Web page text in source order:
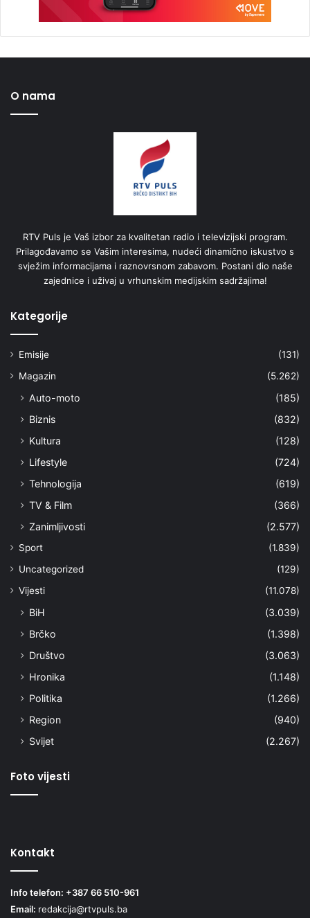
O nama
RTV Puls je Vaš izbor za kvalitetan radio i televizijski program.
Prilagođavamo se Vašim interesima, nudeći dinamično iskustvo s
svježim informacijama i raznovrsnom zabavom. Postani dio naše
zajednice i uživaj u vrhunskim medijskim sadržajima!
Kategorije
Emisije
(131)
Magazin
(5.262)
Auto-moto
(185)
Biznis
(832)
Kultura
(128)
Lifestyle
(724)
Tehnologija
(619)
TV & Film
(366)
Zanimljivosti
(2.577)
Sport
(1.839)
Uncategorized
(129)
Vijesti
(11.078)
BiH
(3.039)
Brčko
(1.398)
Društvo
(3.063)
Hronika
(1.148)
Politika
(1.266)
Region
(940)
Svijet
(2.267)
Foto vijesti
Kontakt
Info telefon: +387 66 510-961
Email: redakcija@rtvpuls.ba